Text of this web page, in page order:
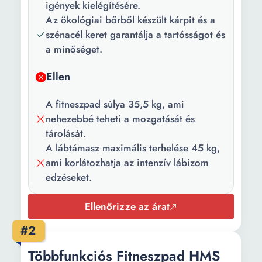
Magasság:
85 cm
Súly:
45 kg
igények kielégítésére.
Az ökológiai bőrből készült kárpit és a
szénacél keret garantálja a tartósságot és
a minőséget.
Ellen
A fitneszpad súlya 35,5 kg, ami
nehezebbé teheti a mozgatását és
tárolását.
A lábtámasz maximális terhelése 45 kg,
ami korlátozhatja az intenzív lábizom
edzéseket.
Ellenőrizze az árat
#2
Többfunkciós Fitneszpad HMS